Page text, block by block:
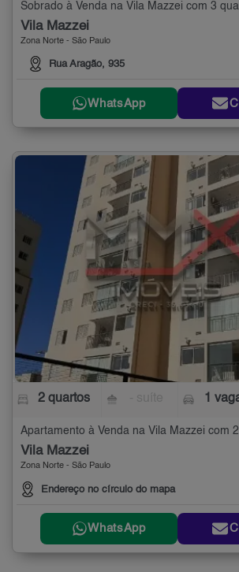
Sobrado à Venda na Vila Mazzei com 3
Vila Mazzei
Zona Norte - São Paulo
Rua Aragão, 935
WhatsApp
2 quartos 1
Apartamento à Venda na Vila Mazzei com
Vila Mazzei
Zona Norte - São Paulo
Endereço no círculo do mapa
WhatsApp